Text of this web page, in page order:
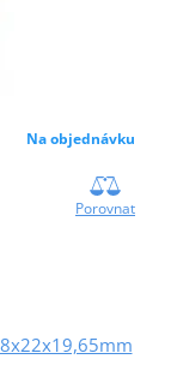
Na objednávku
Porovnat